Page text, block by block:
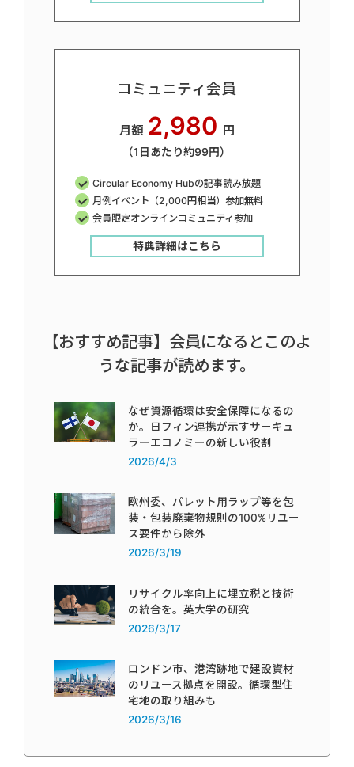
コミュニティ会員
月額 2,980 円
（1日あたり約99円）
Circular Economy Hubの記事読み放題
月例イベント（2,000円相当）参加無料
会員限定オンラインコミュニティ参加
特典詳細はこちら
【おすすめ記事】会員になるとこのよ
うな記事が読めます。
なぜ資源循環は安全保障になるの
か。日フィン連携が示すサーキュ
ラーエコノミーの新しい役割
2026/4/3
欧州委、パレット用ラップ等を包
装・包装廃棄物規則の100%リユー
ス要件から除外
2026/3/19
リサイクル率向上に埋立税と技術
の統合を。英大学の研究
2026/3/17
ロンドン市、港湾跡地で建設資材
のリユース拠点を開設。循環型住
宅地の取り組みも
2026/3/16